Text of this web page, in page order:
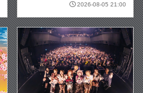
2026-08-05 21:00